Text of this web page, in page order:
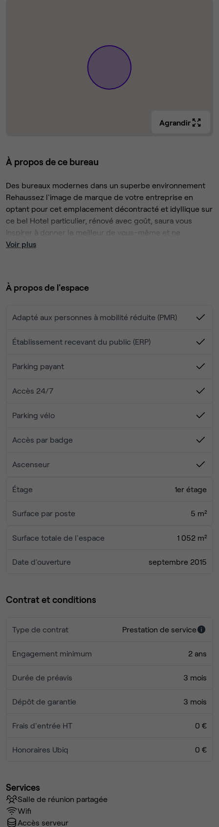
Agrandir
À propos de ce bureau
Des bureaux modernes dans un superbe environnement
Rehaussez l'image de marque de votre entreprise en
optant pour cet emplacement décontracté et idyllique sur
ce bel Hotel particulier, rénové avec goût, saura vous
inspirer à donner le meilleur de vous-même et ne
manquera pas d'impressionner vos clients.
Regagnez aisément votre lieu de travail grâce à la
Enfin, sortez vous détendre avec vos invités dans l'un des
Voir plus
À propos de l'espace
Adapté aux personnes à mobilité réduite (PMR)
Établissement recevant du public (ERP)
Parking payant
Accès 24/7
Parking vélo
Accès par badge
Ascenseur
Étage 1er étage
Surface par poste 5 m²
Surface totale de l'espace 1 052 m²
Date d'ouverture septembre 2015
Contrat et conditions
Type de contrat Prestation de service
Engagement minimum 2 ans
Durée de préavis 3 mois
Dépôt de garantie 3 mois
Frais d'entrée HT 0 €
Honoraires Ubiq 0 €
Services
Salle de réunion partagée
Wifi
Accès serveur